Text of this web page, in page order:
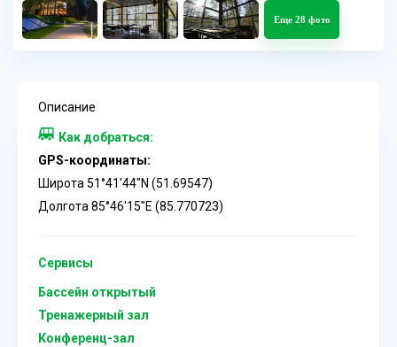
Еще 28 фото
Описание
Как добраться:
GPS-координаты:
Широта 51°41′44″N (51.69547)
Долгота 85°46′15″E (85.770723)
Сервисы
Бассейн открытый
Тренажерный зал
Конференц-зал